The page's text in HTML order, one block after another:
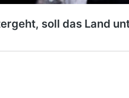
soll das Land